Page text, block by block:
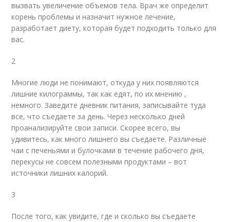
вызвать увеличение объемов тела. Врач же определит
корень проблемы и назначит нужное лечение,
разработает диету, которая будет подходить только для
вас.
2
Многие люди не понимают, откуда у них появляются
лишние килограммы, так как едят, по их мнению ,
немного. Заведите дневник питания, записывайте туда
все, что съедаете за день. Через несколько дней
проанализируйте свои записи. Скорее всего, вы
удивитесь, как много лишнего вы съедаете. Различные
чаи с печеньями и булочками в течение рабочего дня,
перекусы не совсем полезными продуктами – вот
источники лишних калорий.
3
После того, как увидите, где и сколько вы съедаете